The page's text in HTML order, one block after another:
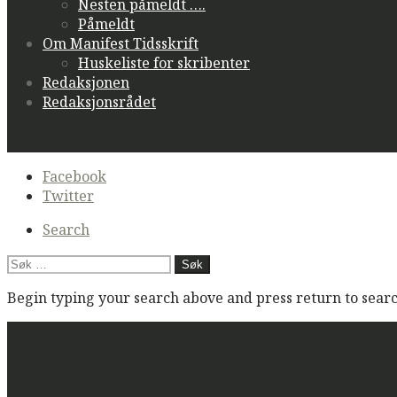
Nesten påmeldt ….
Påmeldt
Om Manifest Tidsskrift
Huskeliste for skribenter
Redaksjonen
Redaksjonsrådet
Secondary
navigation
Facebook
Twitter
Search
Søk
Begin typing your search above and press return to